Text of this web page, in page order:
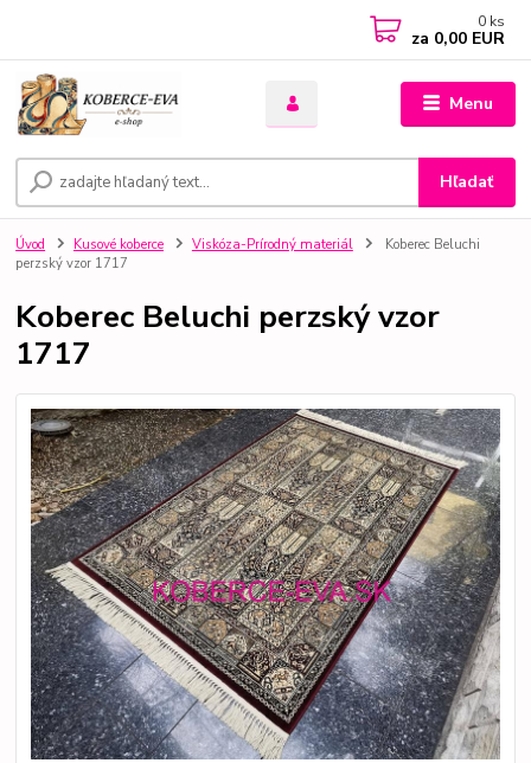
Menu
Hľadať
0 ks
za 0,00 EUR
Úvod Kusové koberce Viskóza-Prírodný materiál
Koberec Beluchi
perzský vzor 1717
Koberec Beluchi perzský vzor
1717